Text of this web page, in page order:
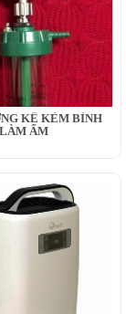
KẾ KÈM BÌNH
LÀM ẨM